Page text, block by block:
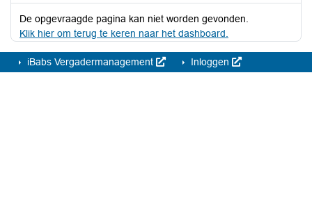
De opgevraagde pagina kan niet worden gevonden.
Klik hier om terug te keren naar het dashboard.
iBabs Vergadermanagement Inloggen